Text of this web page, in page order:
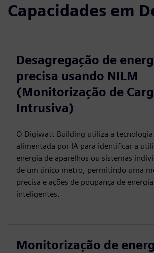
Capacidades em
Desagregação de
precisa usando NILM
(Monitorização de
Intrusiva)
O Digiwatt Building utiliza a tecnologia
alimentada por IA para identificar a
energia de aparelhos ou sistemas
de um único metro, permitindo uma
precisa e ações de poupança de
inteligentes.
Monitorização de